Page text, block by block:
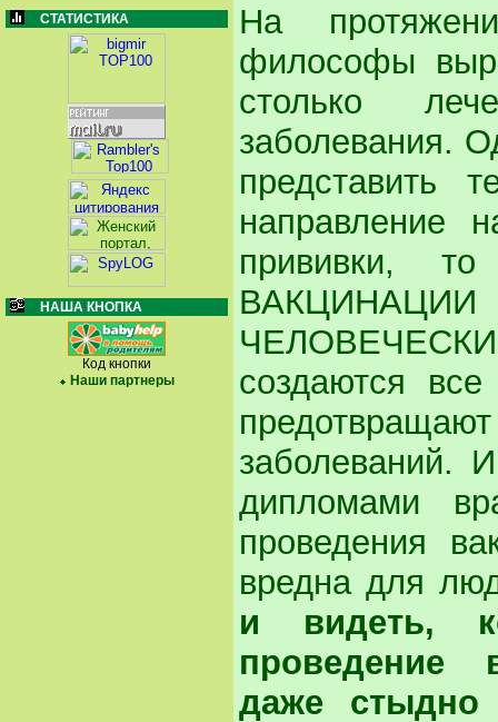
СТАТИСТИКА
НАША КНОПКА
Код кнопки
Наши партнеры
На
философы
столько
заболевания.
представить
направление
прививки,
создаются
заболеваний.
дипломами
проведения
вредна для
и видеть,
проведение
даже стыдно